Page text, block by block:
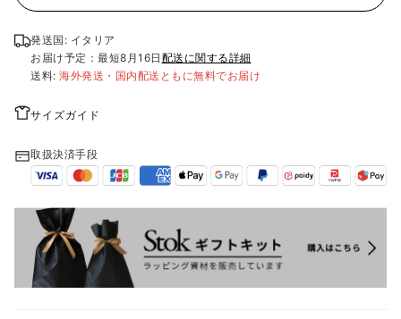
発送国: イタリア
お届け予定：最短8月16日 配送に関する詳細
送料: 海外発送・国内配送ともに無料でお届け
サイズガイド
取扱決済手段